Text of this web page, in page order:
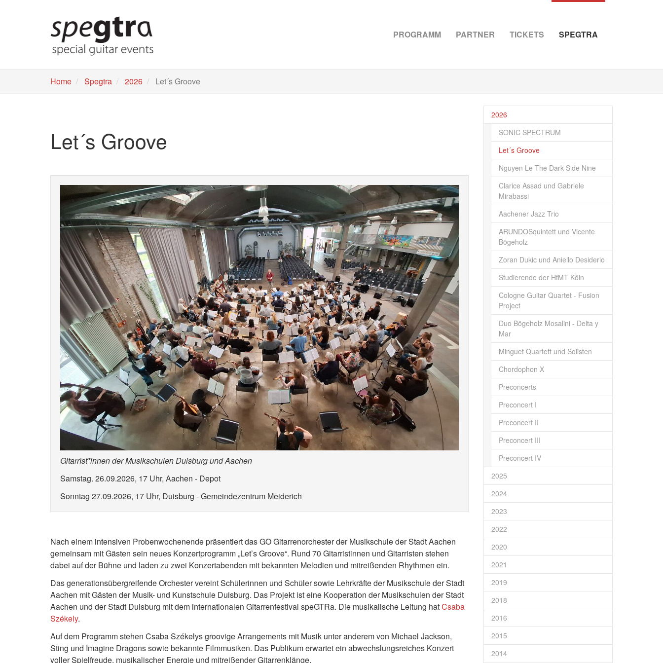
PROGRAMM PARTNER TICKETS SPEGTRA
Home Spegtra 2026 Let´s Groove
Let´s Groove
Gitarrìst*innen der Musikschulen Duisburg und Aachen
Samstag. 26.09.2026, 17 Uhr, Aachen - Depot
Sonntag 27.09.2026, 17 Uhr, Duisburg - Gemeindezentrum Meiderich
Nach einem intensiven Probenwochenende präsentiert das GO Gitarrenorchester der Musikschule der Stadt Aachen
gemeinsam mit Gästen sein neues Konzertprogramm „Let’s Groove“. Rund 70 Gitarristinnen und Gitarristen stehen
dabei auf der Bühne und laden zu zwei Konzertabenden mit bekannten Melodien und mitreißenden Rhythmen ein.
Das generationsübergreifende Orchester vereint Schülerinnen und Schüler sowie Lehrkräfte der Musikschule der Stadt
Aachen mit Gästen der Musik- und Kunstschule Duisburg. Das Projekt ist eine Kooperation der Musikschulen der Stadt
Aachen und der Stadt Duisburg mit dem internationalen Gitarrenfestival speGTRa. Die musikalische Leitung hatCsaba
Székely.
Auf dem Programm stehen Csaba Székelys groovige Arrangements mit Musik unter anderem von Michael Jackson,
Sting und Imagine Dragons sowie bekannte Filmmusiken. Das Publikum erwartet ein abwechslungsreiches Konzert
voller Spielfreude, musikalischer Energie und mitreißender Gitarrenklänge.
2026
SONIC SPECTRUM
Let´s Groove
Nguyen Le The Dark Side Nine
Clarice Assad und Gabriele
Mirabassi
Aachener Jazz Trio
ARUNDOSquintett und Vicente
Bögeholz
Zoran Dukic und Aniello Desiderio
Studierende der HfMT Köln
Cologne Guitar Quartet - Fusion
Project
Duo Bögeholz Mosalini - Delta y
Mar
Minguet Quartett und Solisten
Chordophon X
Preconcerts
Preconcert I
Preconcert II
Preconcert III
Preconcert IV
2025
2024
2023
2022
2020
2021
2019
2018
2016
2015
2014